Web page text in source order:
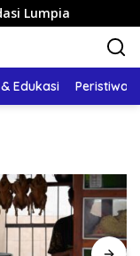
Edukasi Peristiwa